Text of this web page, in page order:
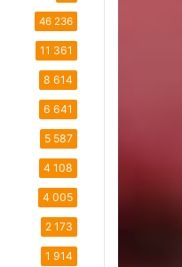
46 236
11 361
8 614
6 641
5 587
4 108
4 005
2 173
1 914